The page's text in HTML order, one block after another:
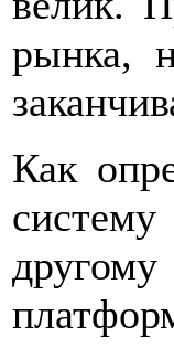
рынка,
Как